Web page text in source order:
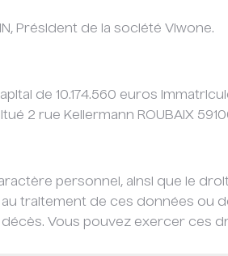
Président de la société Viwone.
de 10.174.560 euros
2 rue Kellermann ROUBAIX
personnel, ainsi que le
traitement de ces données ou
Vous pouvez exercer ces